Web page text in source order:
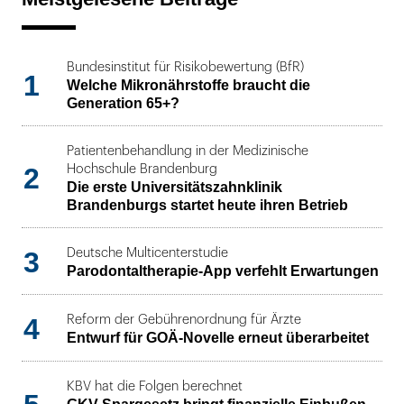
1
Bundesinstitut für Risikobewertung (BfR)
Welche Mikronährstoffe braucht die
Generation 65+?
2
Patientenbehandlung in der Medizinische
Hochschule Brandenburg
Die erste Universitätszahnklinik
Brandenburgs startet heute ihren Betrieb
3 Deutsche Multicenterstudie
Parodontaltherapie-App verfehlt Erwartungen
4 Reform der Gebührenordnung für Ärzte
Entwurf für GOÄ-Novelle erneut überarbeitet
KBV hat die Folgen berechnet